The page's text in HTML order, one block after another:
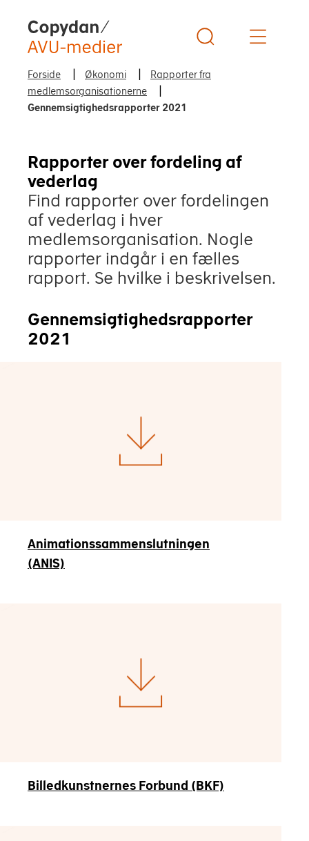
Copydan Logo
Forside Økonomi
Rapporter fra
medlemsorganisationerne
Gennemsigtighedsrapporter 2021
Rapporter over fordeling af
vederlag
Find rapporter over fordelingen
af vederlag i hver
medlemsorganisation. Nogle
rapporter indgår i en fælles
rapport. Se hvilke i beskrivelsen.
Gennemsigtighedsrapporter
2021
Animationssammenslutningen
(ANIS)
Billedkunstnernes Forbund (BKF)